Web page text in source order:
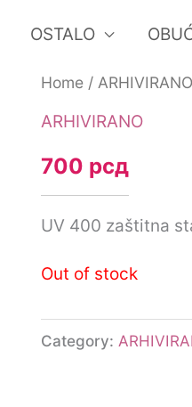
OSTALO
Home/ ARHIVIRANO
ARHIVIRANO
700 рсд
UV 400 zaštitna
Out of stock
Category: